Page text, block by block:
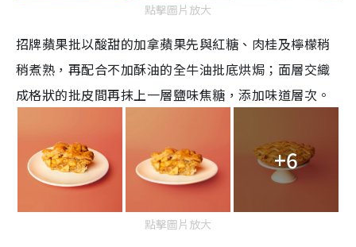
點擊圖片放大
招牌蘋果批以酸甜的加拿蘋果先與紅糖、肉桂及檸檬稍
稍煮熟，再配合不加酥油的全牛油批底烘焗；面層交織
成格狀的批皮間再抹上一層鹽味焦糖，添加味道層次。
+6
點擊圖片放大